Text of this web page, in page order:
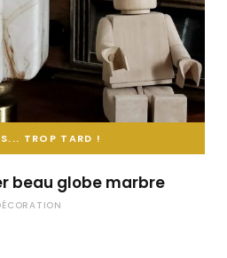
TROP TARD !
beau globe marbre